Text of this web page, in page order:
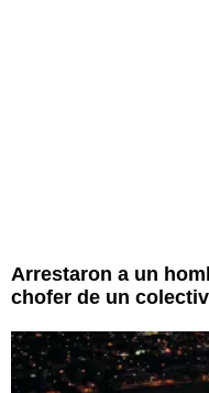
Arrestaron a un
chofer de un